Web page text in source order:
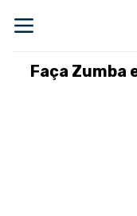
Faça Zumba